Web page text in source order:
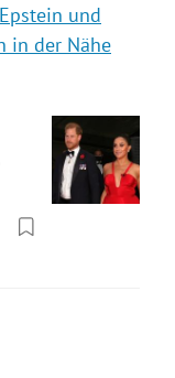
und
in der Nähe